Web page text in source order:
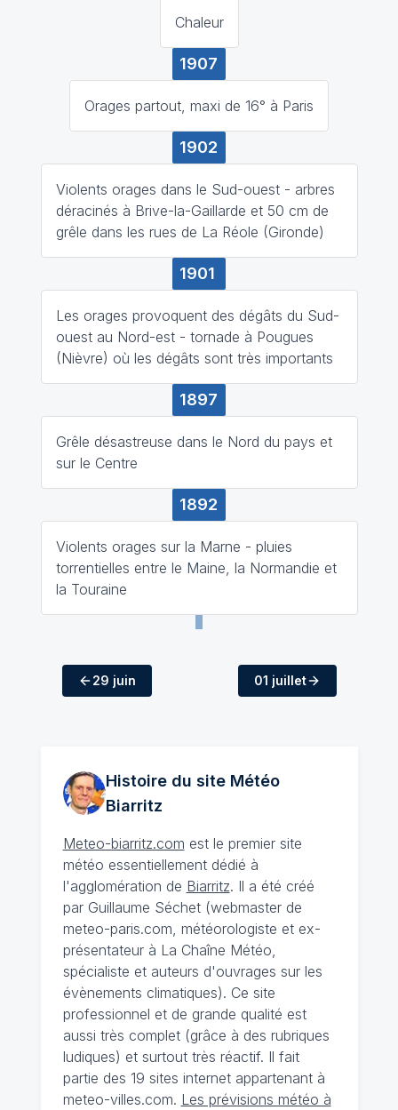
Chaleur
1907
Orages partout, maxi de 16° à Paris
1902
Violents orages dans le Sud-ouest - arbres
déracinés à Brive-la-Gaillarde et 50 cm de
grêle dans les rues de La Réole (Gironde)
1901
Les orages provoquent des dégâts du Sud-
ouest au Nord-est - tornade à Pougues
(Nièvre) où les dégâts sont très importants
1897
Grêle désastreuse dans le Nord du pays et
sur le Centre
1892
Violents orages sur la Marne - pluies
torrentielles entre le Maine, la Normandie et
la Touraine
29 juin 01 juillet
Histoire du site Météo
Biarritz
Meteo-biarritz.com est le premier site
météo essentiellement dédié à
l'agglomération de Biarritz. Il a été créé
par Guillaume Séchet (webmaster de
meteo-paris.com, météorologiste et ex-
présentateur à La Chaîne Météo,
spécialiste et auteurs d'ouvrages sur les
évènements climatiques). Ce site
professionnel et de grande qualité est
aussi très complet (grâce à des rubriques
ludiques) et surtout très réactif. Il fait
partie des 19 sites internet appartenant à
meteo-villes.com. Les prévisions météo à